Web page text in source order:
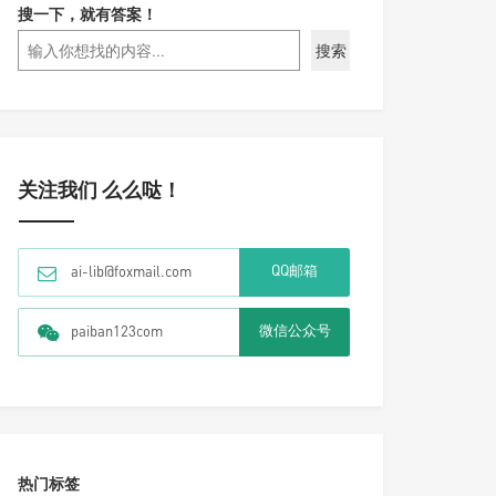
搜一下，就有答案！
搜索
关注我们 么么哒！
ai-lib@foxmail.com QQ邮箱
paiban123com 微信公众号
热门标签